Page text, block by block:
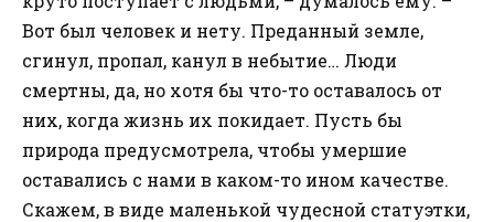
Вот был человек и нету. Преданный земле,
сгинул, пропал, канул в небытие… Люди
смертны, да, но хотя бы что-то оставалось от
них, когда жизнь их покидает. Пусть бы
природа предусмотрела, чтобы умершие
оставались с нами в каком-то ином качестве.
Скажем, в виде маленькой чудесной статуэтки,